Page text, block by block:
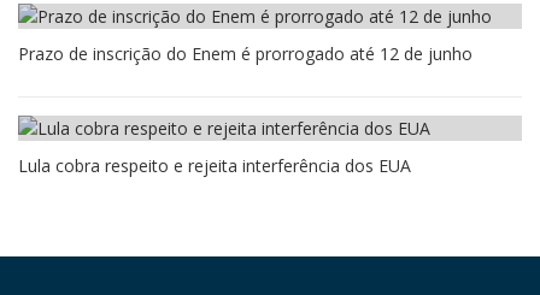
Prazo de inscrição do Enem é prorrogado até 12 de junho
Lula cobra respeito e rejeita interferência dos EUA